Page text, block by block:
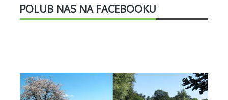
POLUB NAS NA FACEBOOKU